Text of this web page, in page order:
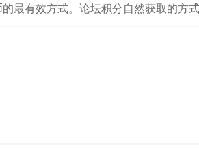
。论坛积分自然获取的方式仅